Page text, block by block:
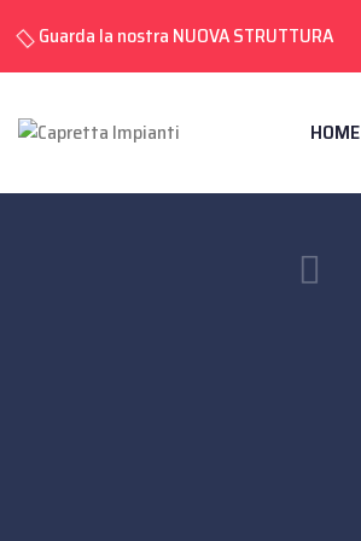
Guarda la nostra NUOVA STRUTTURA
HOME